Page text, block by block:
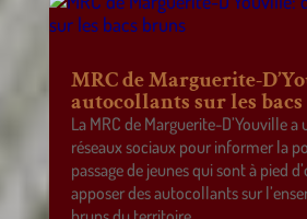
MRC de Marguerite-
autocollants sur les
La MRC de Marguerite-D’Youville a
réseaux sociaux pour informer la
passage de jeunes qui sont à pied
apposer des autocollants sur